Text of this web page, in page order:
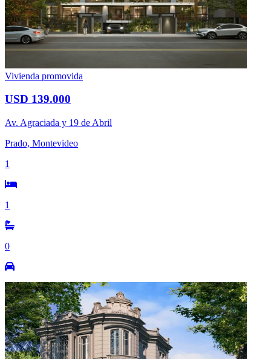
Vivienda promovida
USD 139.000
Av. Agraciada y 19 de Abril
Prado, Montevideo
1
1
0